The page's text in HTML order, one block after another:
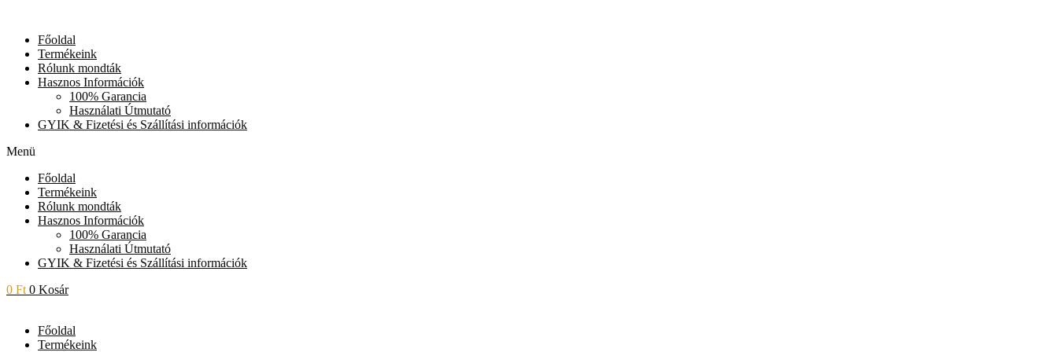
contentFőoldal
Termékeink
Rólunk mondták
Hasznos Információk
100% Garancia
Használati Útmutató
GYIK & Fizetési és Szállítási információk
Menü
Főoldal
Termékeink
Rólunk mondták
Hasznos Információk
100% Garancia
Használati Útmutató
GYIK & Fizetési és Szállítási információk
0 Ft 0 Kosár
Főoldal
Termékeink